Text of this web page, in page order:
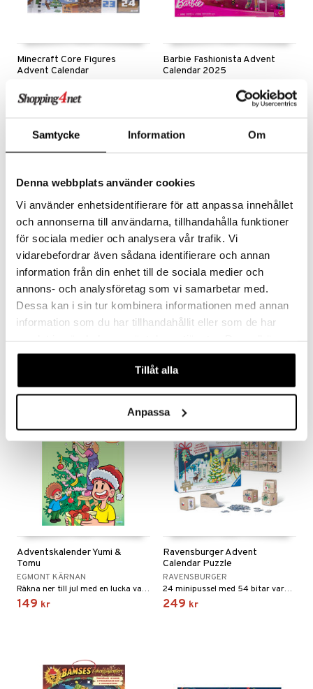
Samtycke Information Om
Denna webbplats använder cookies
Vi använder enhetsidentifierare för att anpassa innehållet
och annonserna till användarna, tillhandahålla funktioner
för sociala medier och analysera vår trafik. Vi
vidarebefordrar även sådana identifierare och annan
information från din enhet till de sociala medier och
annons- och analysföretag som vi samarbetar med.
Dessa kan i sin tur kombinera informationen med annan
information som du har tillhandahållit eller som de har
våra cookies vid fortsatt användande av vår webbplats.
Tillåt alla
Anpassa
Minecraft Core Figures
Advent Calendar
Räkna ner till jul med Minecraft!
Barbie Fashionista Advent
Calendar 2025
Nedräkning till jul full av glamour, lek och stil!
Hama Midi Advent Calendar
199
Disney Stitch Advent
Calendar
359
Adventskalender Yumi &
Tomu
EGMONT KÄRNAN
Räkna ner till jul med en lucka varje dag!
149 kr
Ravensburger Advent
Calendar Puzzle
RAVENSBURGER
24 minipussel med 54 bitar vardera!
249 kr